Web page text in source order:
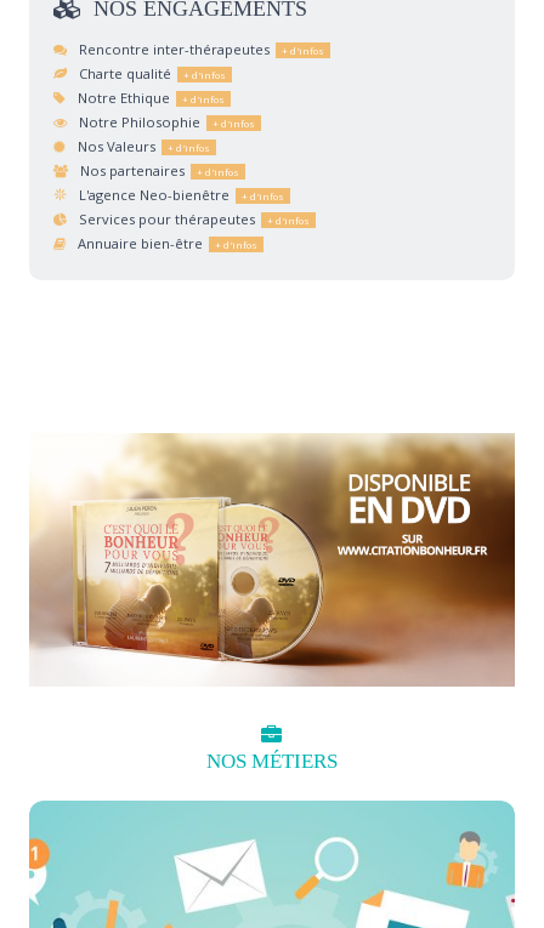
NOS ENGAGEMENTS
Rencontre inter-thérapeutes
Charte qualité
Notre Ethique
Notre Philosophie
Nos Valeurs
Nos partenaires
L'agence Neo-bienêtre
Services pour thérapeutes
Annuaire bien-être
NOS MÉTIERS